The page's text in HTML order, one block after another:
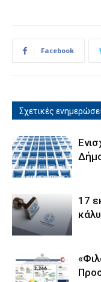
Facebook
Σχετικές
17